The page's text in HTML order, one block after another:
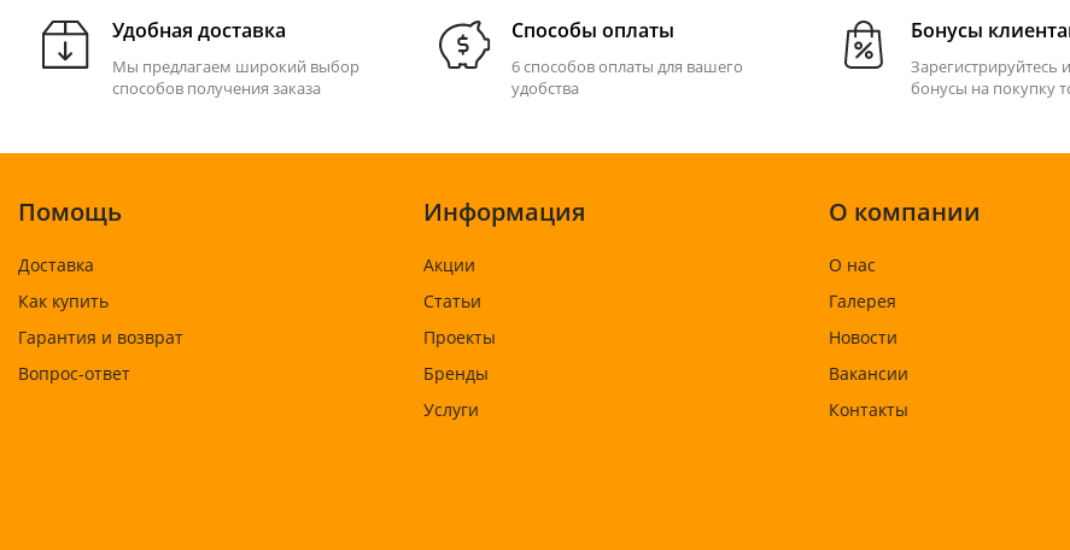
Удобная доставка
Мы предлагаем широкий выбор
способов получения заказа
Способы оплаты
6 способов оплаты для вашего
удобства
Бонусы
Зарегистрируйтесь
бонусы на покупку
Помощь
Доставка
Как купить
Гарантия и возврат
Вопрос-ответ
Информация
Акции
Статьи
Проекты
Бренды
Услуги
О компании
О нас
Галерея
Новости
Вакансии
Контакты